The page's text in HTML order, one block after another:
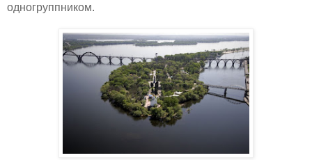
одногруппником.